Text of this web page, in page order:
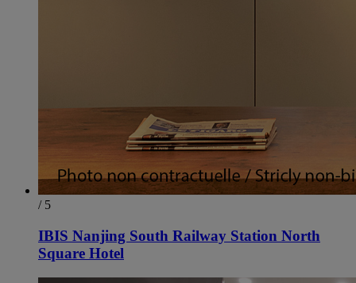
/ 5
IBIS Nanjing South Railway Station North
Square Hotel